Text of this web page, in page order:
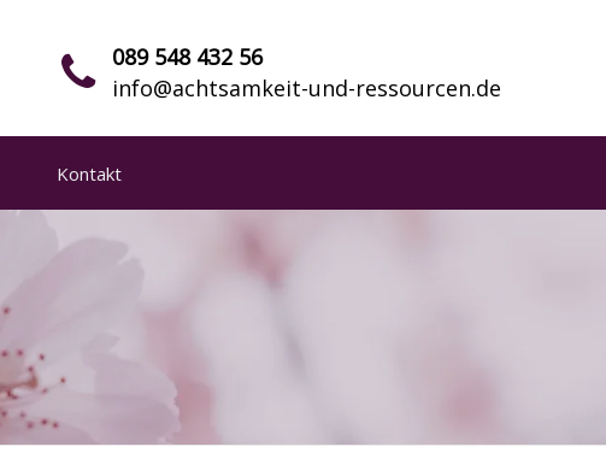
089 548 432 56
info@achtsamkeit-und-ressourcen.de
Kontakt